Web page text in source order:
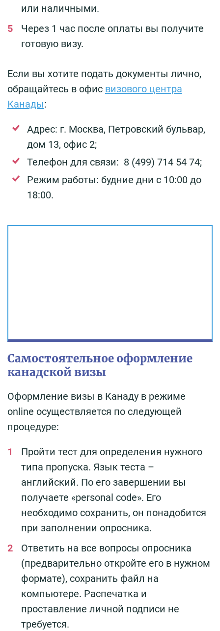
или наличными.
Через 1 час после оплаты вы получите
готовую визу.
Если вы хотите подать документы лично,
обращайтесь в офис визового центра
Канады:
Адрес: г. Москва, Петровский бульвар,
дом 13, офис 2;
Телефон для связи: 8 (499) 714 54 74;
Режим работы: будние дни с 10:00 до
18:00.
Самостоятельное оформление
канадской визы
Оформление визы в Канаду в режиме
online осуществляется по следующей
процедуре:
Пройти тест для определения нужного
типа пропуска. Язык теста –
английский. По его завершении вы
получаете «personal code». Его
необходимо сохранить, он понадобится
при заполнении опросника.
Ответить на все вопросы опросника
(предварительно откройте его в нужном
формате), сохранить файл на
компьютере. Распечатка и
проставление личной подписи не
требуется.